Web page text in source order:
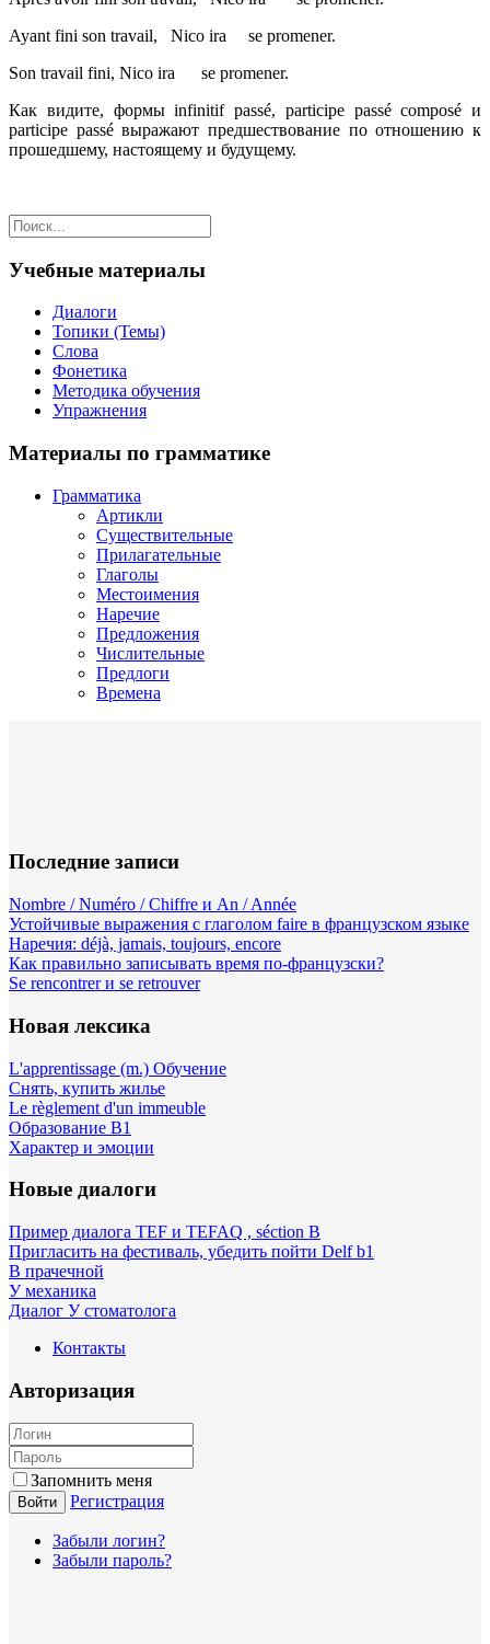
Ayant fini son travail, Nico ira se promener.
Son travail fini, Nico ira se promener.
Как видите, формы infinitif passé, participe passé composé и
participe passé выражают предшествование по отношению к
прошедшему, настоящему и будущему.
Учебные материалы
Диалоги
Топики (Темы)
Слова
Фонетика
Методика обучения
Упражнения
Материалы по грамматике
Грамматика
Артикли
Существительные
Прилагательные
Глаголы
Местоимения
Наречие
Предложения
Числительные
Предлоги
Времена
Последние записи
Nombre / Numéro / Chiffre и An / Année
Устойчивые выражения с глаголом faire в французском языке
Наречия: déjà, jamais, toujours, encore
Как правильно записывать время по-французски?
Se rencontrer и se retrouver
Новая лексика
L'apprentissage (m.) Обучение
Снять, купить жилье
Le règlement d'un immeuble
Образование B1
Характер и эмоции
Новые диалоги
Пример диалога TEF и TEFAQ , séction B
Пригласить на фестиваль, убедить пойти Delf b1
В прачечной
У механика
Диалог У стоматолога
Контакты
Авторизация
Запомнить меня
Войти Регистрация
Забыли логин?
Забыли пароль?